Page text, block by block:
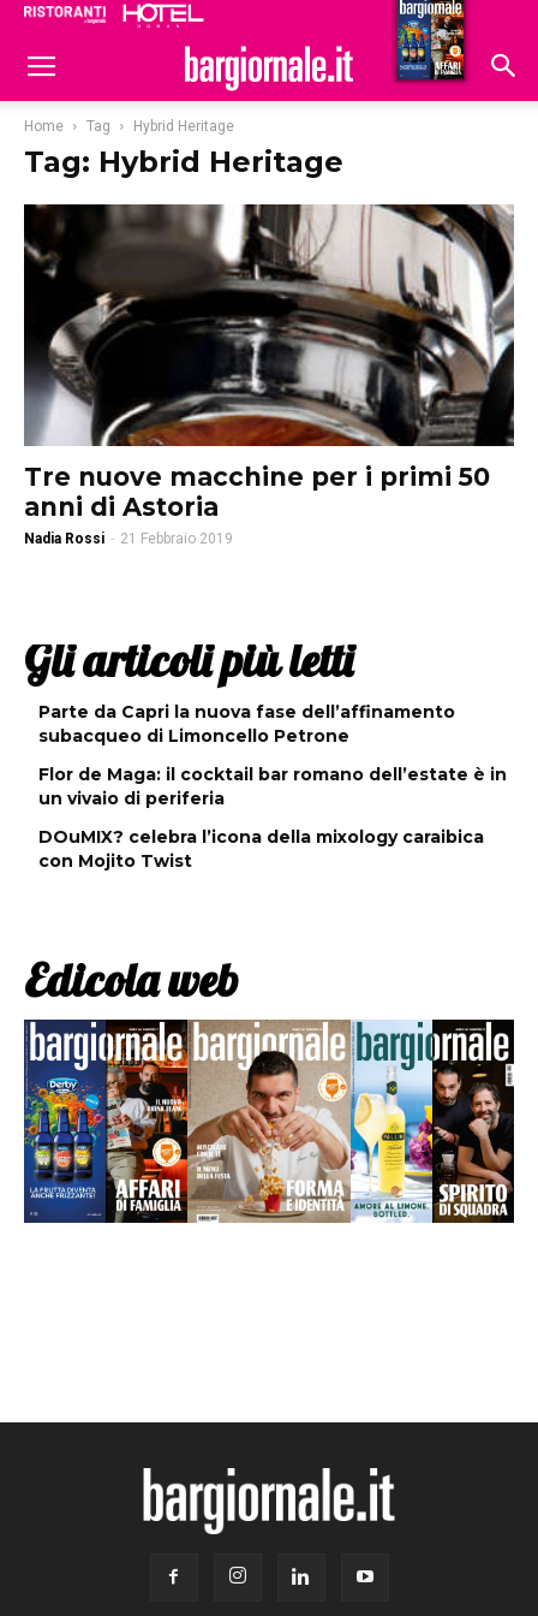
Hoteldomani
Home Tag Hybrid Heritage
Tag: Hybrid Heritage
Tre nuove macchine per i primi 50
anni di Astoria
Nadia Rossi - 21 Febbraio 2019
Gli articoli più letti
Parte da Capri la nuova fase dell’affinamento
subacqueo di Limoncello Petrone
Flor de Maga: il cocktail bar romano dell’estate è in
un vivaio di periferia
DOuMIX? celebra l’icona della mixology caraibica
con Mojito Twist
Edicola web